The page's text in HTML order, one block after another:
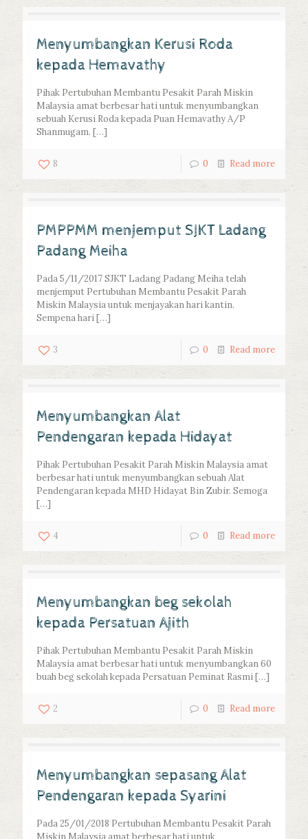
Menyumbangkan Kerusi Roda
kepada Hemavathy
Pihak Pertubuhan Membantu Pesakit Parah Miskin
Malaysia amat berbesar hati untuk menyumbangkan
sebuah Kerusi Roda kepada Puan Hemavathy A/P
Shanmugam. […]
8 0 Read more
PMPPMM menjemput SJKT Ladang
Padang Meiha
Pada 5/11/2017 SJKT Ladang Padang Meiha telah
menjemput Pertubuhan Membantu Pesakit Parah
Miskin Malaysia untuk menjayakan hari kantin.
Sempena hari[…]
3 0 Read more
Menyumbangkan Alat
Pendengaran kepada Hidayat
Pihak Pertubuhan Pesakit Parah Miskin Malaysia amat
berbesar hati untuk menyumbangkan sebuah Alat
Pendengaran kepada MHD Hidayat Bin Zubir. Semoga
[…]
4 0 Read more
Menyumbangkan beg sekolah
kepada Persatuan Ajith
Pihak Pertubuhan Membantu Pesakit Parah Miskin
Malaysia amat berbesar hati untuk menyumbangkan 60
buah beg sekolah kepada Persatuan Peminat Rasmi[…]
2 0 Read more
Menyumbangkan sepasang Alat
Pendengaran kepada Syarini
Pada 25/01/2018 Pertubuhan Membantu Pesakit Parah
Miskin Malaysia amat berbesar hati untuk